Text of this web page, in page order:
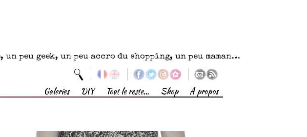
peu geek, un peu accro du shopping, un peu maman…
Galeries DIY Tout le reste… Shop À propos